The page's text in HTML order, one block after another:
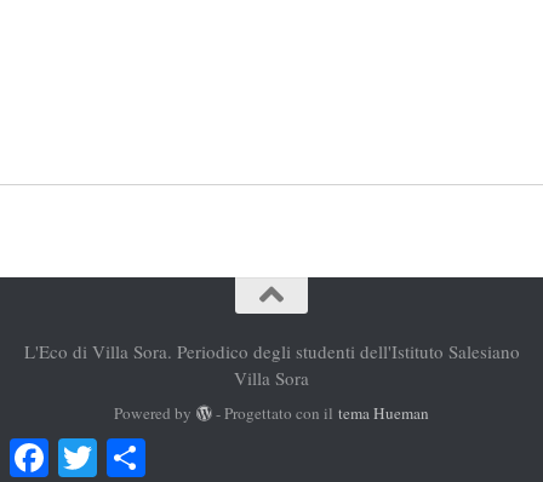
L'Eco di Villa Sora. Periodico degli studenti dell'Istituto Salesiano
Villa Sora
Powered by - Progettato con iltema Hueman
FacebookTwitter